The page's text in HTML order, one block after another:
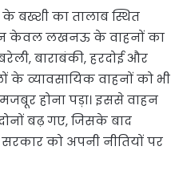
बख्शी का तालाब स्थित
केवल लखनऊ के वाहनों का
बाराबंकी, हरदोई और
के व्यावसायिक वाहनों को भी
होना पड़ा। इससे वाहन
बढ़ गए, जिसके बाद
को अपनी नीतियों पर